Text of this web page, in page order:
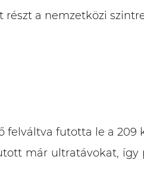
a nemzetközi
felváltva futotta le a 209
már ultratávokat, így